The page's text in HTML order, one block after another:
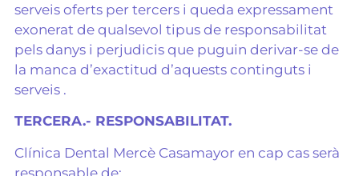
serveis oferts per tercers i queda expressament
exonerat de qualsevol tipus de responsabilitat
pels danys i perjudicis que puguin derivar-se de
la manca d’exactitud d’aquests continguts i
serveis .
TERCERA.- RESPONSABILITAT.
Clínica Dental Mercè Casamayor en cap cas serà
responsable de: